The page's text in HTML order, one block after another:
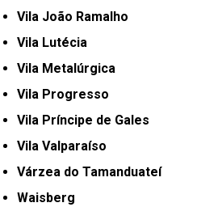
Vila João Ramalho
Vila Lutécia
Vila Metalúrgica
Vila Progresso
Vila Príncipe de Gales
Vila Valparaíso
Várzea do Tamanduateí
Waisberg